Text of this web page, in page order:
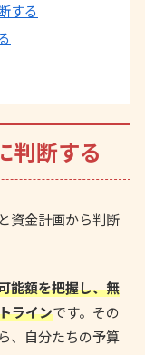
する
判断する
資金計画から判断
能額を把握し、無
ラインです。その
、自分たちの予算